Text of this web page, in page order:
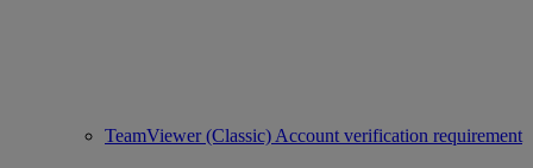
TeamViewer (Classic) Account verification requirement